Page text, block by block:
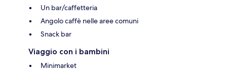
Un bar/caffetteria
Angolo caffè nelle aree comuni
Snack bar
Viaggio con i bambini
Minimarket